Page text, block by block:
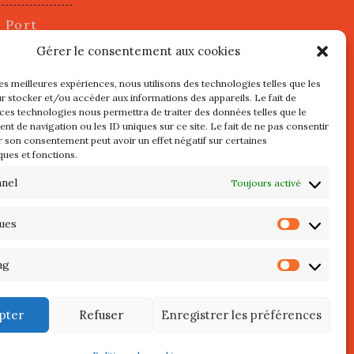
Gérer le consentement aux cookies
meilleures expériences, nous utilisons des technologies telles que les
stocker et/ou accéder aux informations des appareils. Le fait de
technologies nous permettra de traiter des données telles que le
de navigation ou les ID uniques sur ce site. Le fait de ne pas consentir
son consentement peut avoir un effet négatif sur certaines
et fonctions.
Toujours activé
Refuser Enregistrer les préférences
Port
juillet
3 Mai
de